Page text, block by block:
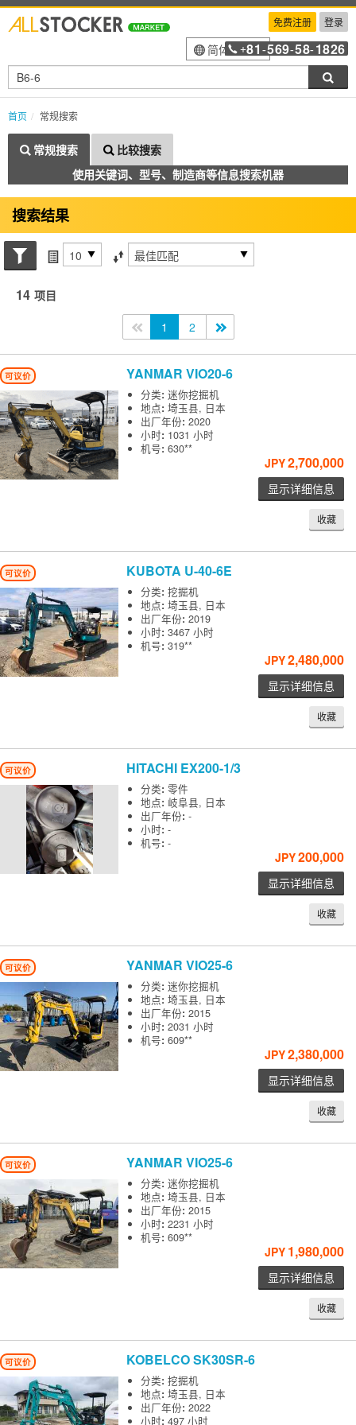
免费注册 登录
简体中文
+81 -569-58-1826
首页 常规搜索
常规搜索
比较搜索
使用关键词、型号、制造商等信息搜索机器
搜索结果
搜索状态每页项目 排序方式
14 项目
<<1 2
可议价 YANMARVIO20-6
分类:迷你挖掘机
地点:埼玉县, 日本
出厂年份:2020
小时: 1031 小时
机号:630**
JPY2,700,000
显示详细信息
收藏
可议价 KUBOTA U-40-6E
分类:挖掘机
地点:埼玉县, 日本
出厂年份:2019
小时:3467 小时
机号:319**
JPY2,480,000
显示详细信息
收藏
可议价 HITACHI EX200-1/3
分类:零件
地点:岐阜县, 日本
出厂年份:-
小时:-
机号:-
JPY200,000
显示详细信息
收藏
可议价 YANMARVIO25-6
分类:迷你挖掘机
地点:埼玉县, 日本
出厂年份:2015
小时:2031 小时
机号:609**
JPY2,380,000
显示详细信息
收藏
可议价 YANMARVIO25-6
分类:迷你挖掘机
地点:埼玉县, 日本
出厂年份:2015
小时:2231 小时
机号:609**
JPY 1,980,000
显示详细信息
收藏
可议价 KOBELCOSK30SR-6
分类:挖掘机
地点:埼玉县, 日本
出厂年份:2022
小时:497 小时